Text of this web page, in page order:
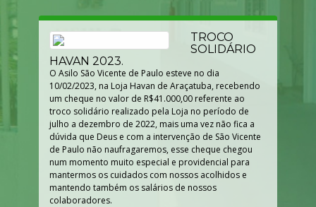
TROCO
SOLIDÁRIO
HAVAN 2023.
O Asilo São Vicente de Paulo esteve no dia
10/02/2023, na Loja Havan de Araçatuba, recebendo
um cheque no valor de R$41.000,00 referente ao
troco solidário realizado pela Loja no período de
julho a dezembro de 2022, mais uma vez não fica a
dúvida que Deus e com a intervenção de São Vicente
de Paulo não naufragaremos, esse cheque chegou
num momento muito especial e providencial para
mantermos os cuidados com nossos acolhidos e
mantendo também os salários de nossos
colaboradores.